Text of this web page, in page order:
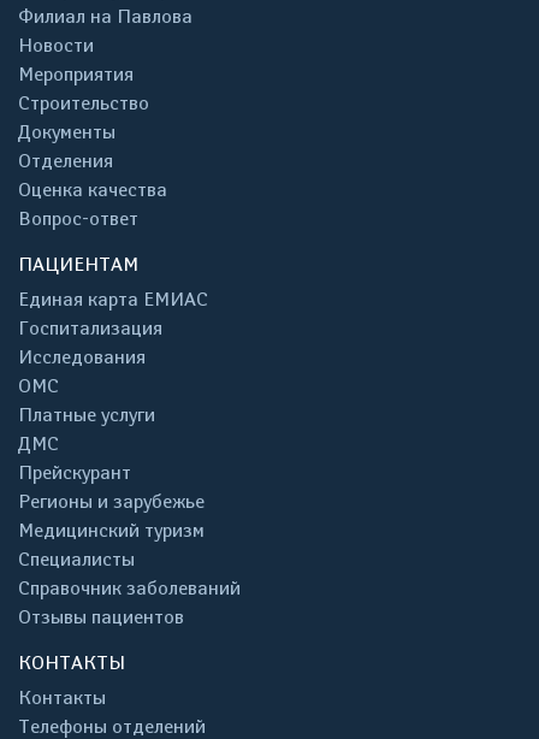
Филиал на Павлова
Новости
Мероприятия
Строительство
Документы
Отделения
Оценка качества
Вопрос-ответ
ПАЦИЕНТАМ
Единая карта ЕМИАС
Госпитализация
Исследования
ОМС
Платные услуги
ДМС
Прейскурант
Регионы и зарубежье
Медицинский туризм
Специалисты
Справочник заболеваний
Отзывы пациентов
КОНТАКТЫ
Контакты
Телефоны отделений